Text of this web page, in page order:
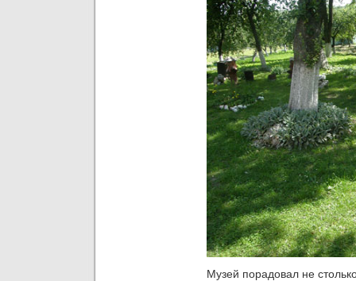
Музей порадовал не